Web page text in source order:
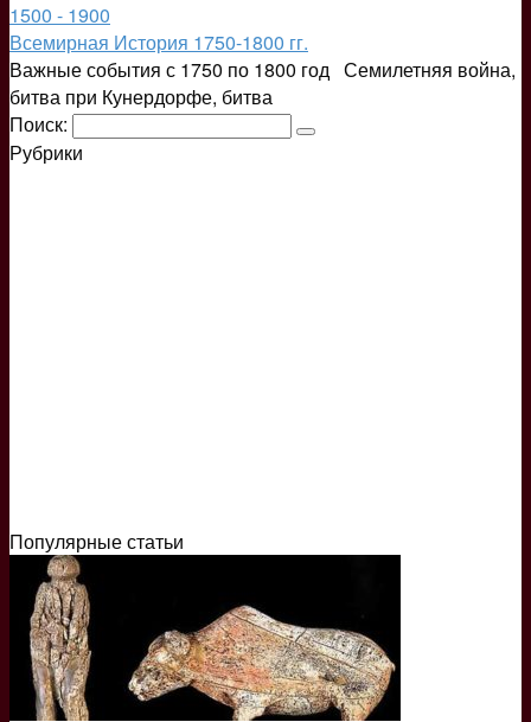
1500 - 1900
Всемирная История 1750-1800 гг.
Важные события с 1750 по 1800 год Семилетняя война,
битва при Кунердорфе, битва
Поиск:
Рубрики
Популярные статьи